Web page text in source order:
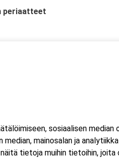
periaatteet
ja yhteiskunnalle
sosiaalisen median
median, mainosalan ja
tietoja muihin tietoihin,